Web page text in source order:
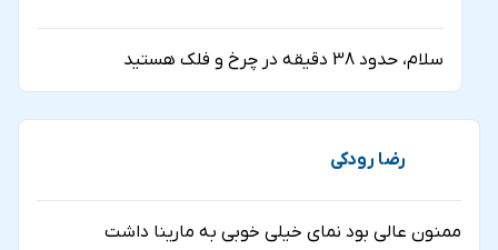
اتاقک چرخ و فلک دبی
کابین بیسیک و یا استاندارد چرخ و فلک
دبی
سلام، حدود 38 دقیقه در چرخ و فلک هستید
رضا رودکی
ممنون عالی بود نمای خیلی خوبی به مارینا داشت